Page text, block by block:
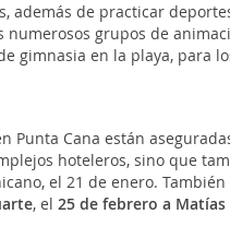
además de practicar
numerosos grupos de
gimnasia en la playa, para
Punta Cana están
hoteleros, sino que
el 21 de enero.
, el 25 de febrero a Matías